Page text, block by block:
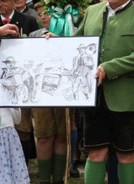
Webseite für Sie
Wenn Sie fortfahren,
von Cookies auf
Cookie-